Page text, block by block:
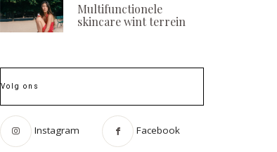
Multifunctionele
skincare wint terrein
Volg ons
Instagram Facebook